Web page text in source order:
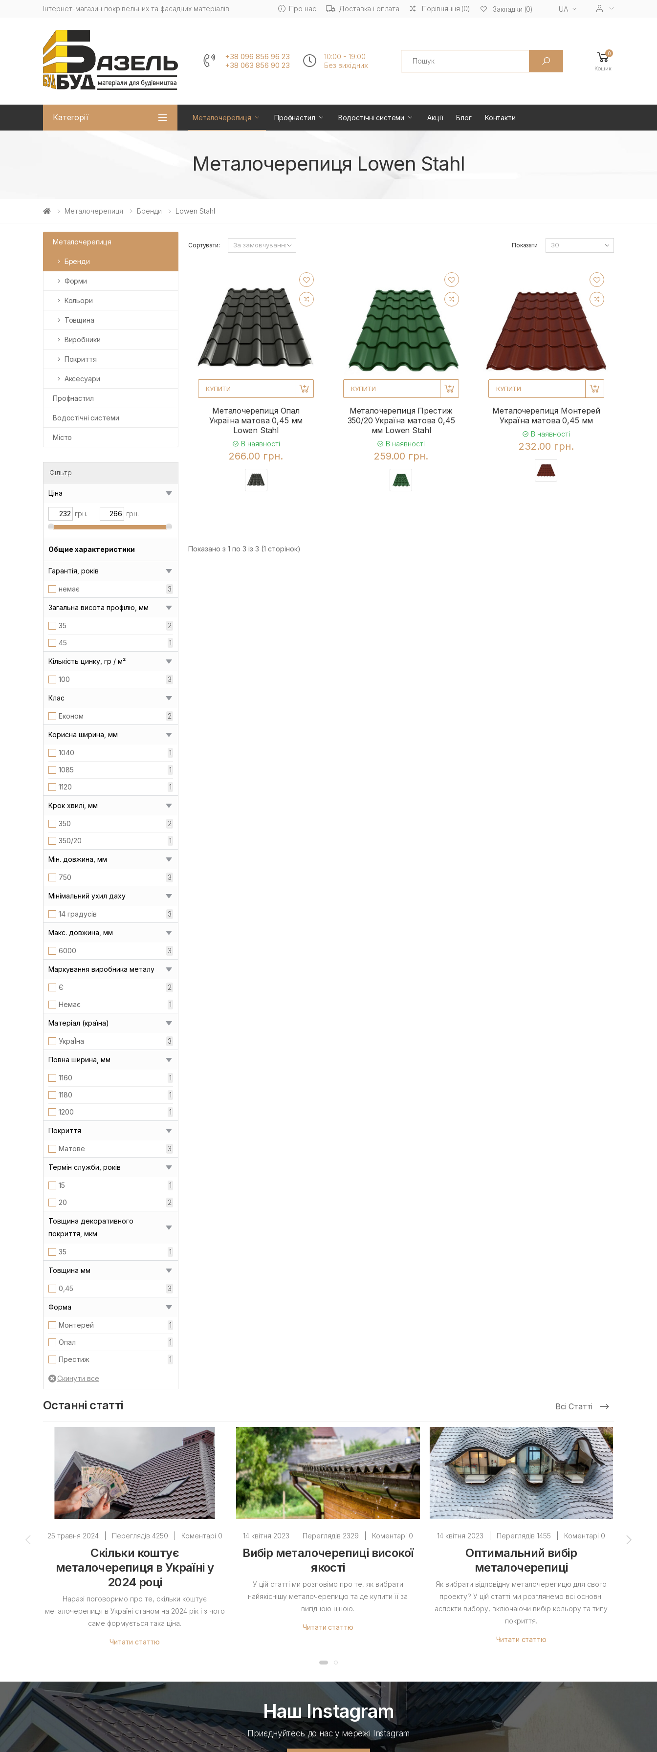
Інтернет-магазин покрівельних та фасадних матеріалів Про нас Доставка і оплата Порівняння (0) Закладки (0) UA
+38 096 856 96 23
+38 063 856 90 23
10:00 - 19:00
Без вихiдних
Search 0
Кошик
Категорії Металочерепиця Профнастил Водостічні системи Акції Блог Контакти
Металочерепиця Lowen Stahl
Металочерепиця Бренди Lowen Stahl
Металочерепиця
Бренди
Форми
Кольори
Товщина
Виробники
Покриття
Аксесуари
Профнастил
Водостічні системи
Місто
Фільтр
Ціна
грн. – грн.
Общие характеристики
Гарантія, років
немає 3
Загальна висота профілю, мм
35 2
45 1
Кількість цинку, гр / м²
100 3
Клас
Економ 2
Корисна ширина, мм
1040 1
1085 1
1120 1
Крок хвилі, мм
350 2
350/20 1
Мін. довжина, мм
750 3
Мінімальний ухил даху
14 градусів 3
Макс. довжина, мм
6000 3
Маркування виробника металу
Є 2
Немає 1
Матеріал (країна)
УкраЇна 3
Повна ширина, мм
1160 1
1180 1
1200 1
Покриття
Матове 3
Термін служби, років
15 1
20 2
Товщина декоративного
покриття, мкм
35 1
Товщина мм
0,45 3
Форма
Монтерей 1
Опал 1
Престиж 1
Сортувати: Показати
КУПИТИ
Металочерепиця Опал
Україна матова 0,45 мм
Lowen Stahl
В наявності
266.00 грн.
КУПИТИ
Металочерепиця Престиж
350/20 Україна матова 0,45
мм Lowen Stahl
В наявності
259.00 грн.
КУПИТИ
Металочерепиця Монтерей
Україна матова 0,45 мм
В наявності
232.00 грн.
Показано з 1 по 3 із 3 (1 сторінок)
Останні статті Всі Статті
25 травня 2024 Переглядів 4250 Коментарі 0
Скільки коштує
металочерепиця в Україні у
2024 році
Наразі поговоримо про те, скільки коштує
металочерепиця в Україні станом на 2024 рік і з чого
саме формується така ціна.
Читати статтю
14 квітня 2023 Переглядів 2329 Коментарі 0
Вибір металочерепиці високої
якості
У цій статті ми розповімо про те, як вибрати
найякіснішу металочерепицю та де купити її за
вигідною ціною.
Читати статтю
14 квітня 2023 Переглядів 1455 Коментарі 0
Оптимальний вибір
металочерепиці
Як вибрати відповідну металочерепицю для свого
проекту? У цій статті ми розглянемо всі основні
аспекти вибору, включаючи вибір кольору та типу
покриття.
Читати статтю
14
Наш Instagram
Приєднуйтесь до нас у мережі Instagram